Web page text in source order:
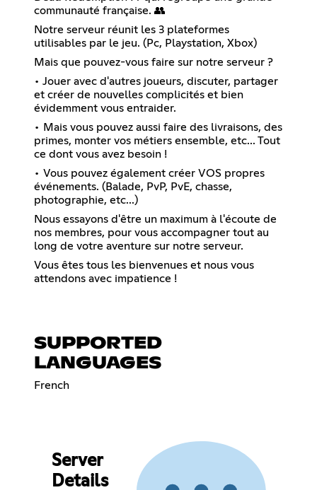
communauté française. 👥
Notre serveur réunit les 3 plateformes
utilisables par le jeu. (Pc, Playstation, Xbox)
Mais que pouvez-vous faire sur notre serveur ?
• Jouer avec d'autres joueurs, discuter, partager
et créer de nouvelles complicités et bien
évidemment vous entraider.
• Mais vous pouvez aussi faire des livraisons, des
primes, monter vos métiers ensemble, etc... Tout
ce dont vous avez besoin !
• Vous pouvez également créer VOS propres
événements. (Balade, PvP, PvE, chasse,
photographie, etc...)
Nous essayons d'être un maximum à l'écoute de
nos membres, pour vous accompagner tout au
long de votre aventure sur notre serveur.
Vous êtes tous les bienvenues et nous vous
attendons avec impatience !
SUPPORTED
LANGUAGES
French
Server
Details